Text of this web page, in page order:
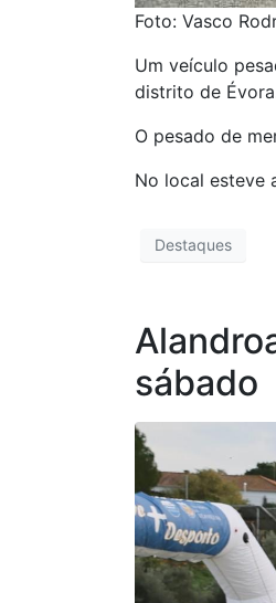
Foto: Vasco
Um veículo
distrito de
O pesado de
No local esteve
Destaques
sábado